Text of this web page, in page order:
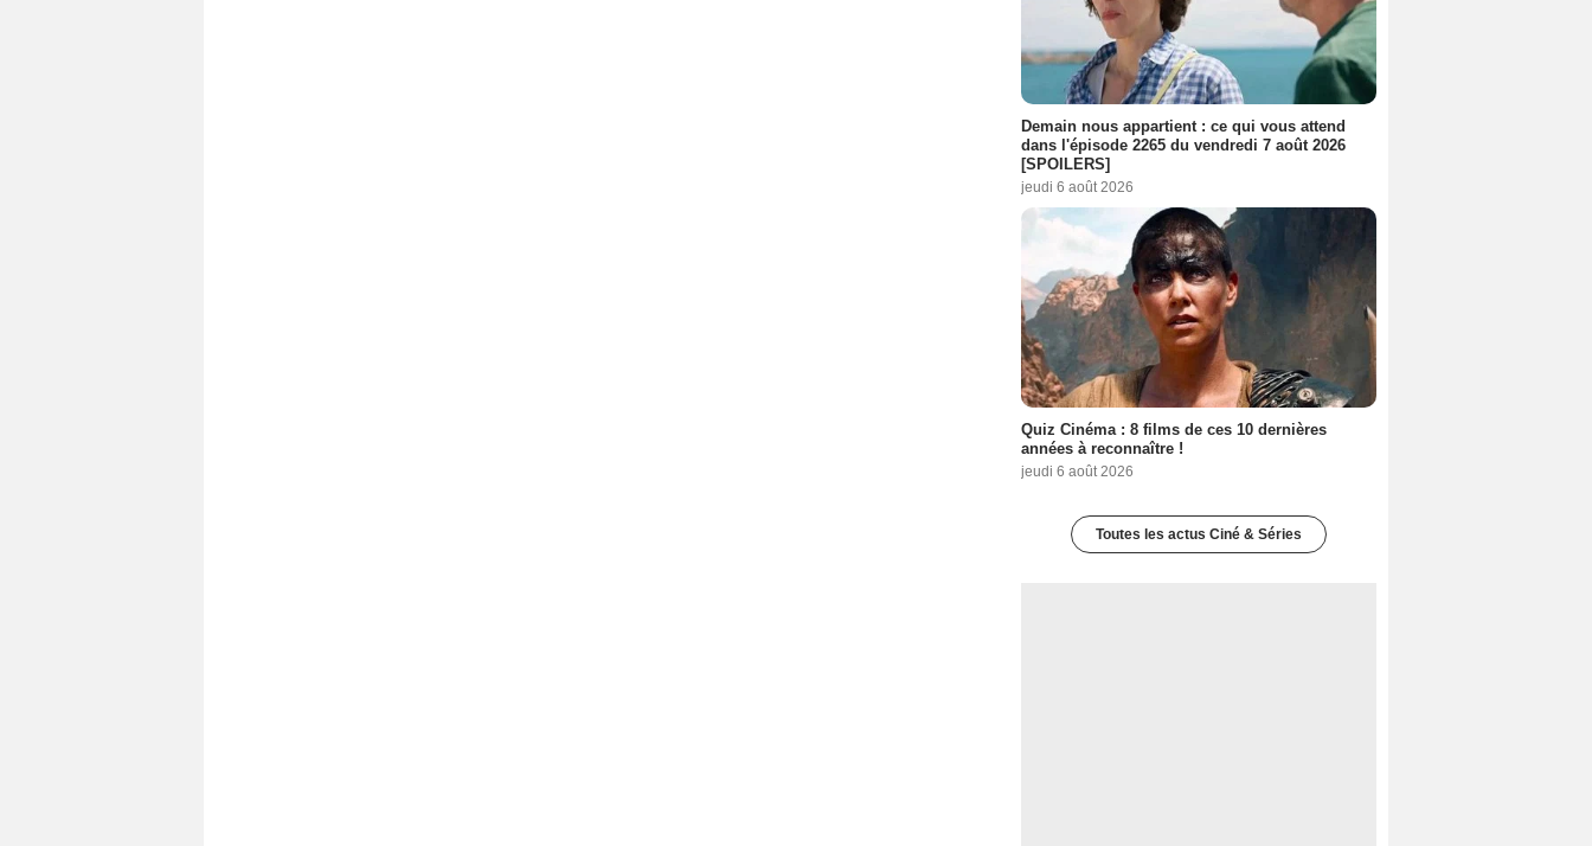
Demain nous appartient : ce qui vous attend
dans l'épisode 2265 du vendredi 7 août 2026
[SPOILERS]
jeudi 6 août 2026
Quiz Cinéma : 8 films de ces 10 dernières
années à reconnaître !
jeudi 6 août 2026
Toutes les actus Ciné & Séries